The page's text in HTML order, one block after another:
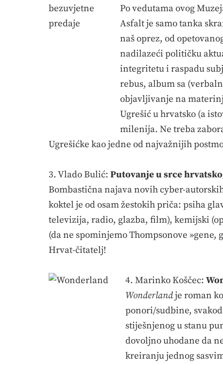
Po vedutama ovog
Asfalt je samo tanka
naš oprez, od
nadilazeći političku
integritetu i raspadu
rebus, album sa
objavljivanje na
Ugrešić u hrvatsko (a
milenija. Ne treba
Ugrešićke kao jedne od najvažnijih
3. Vlado Bulić: Putovanje u srce
Bombastična najava novih cyber-
koktel je od osam žestokih priča: psiha
televizija, radio, glazba, film), kemijski
(da ne spominjemo Thompsonove
Hrvat-čitatelj!
4. Marinko Koščec:
Wonderlandje roman
ponori/sudbine,
stiješnjenog u stanu
dovoljno uhodane da
kreiranju jednog